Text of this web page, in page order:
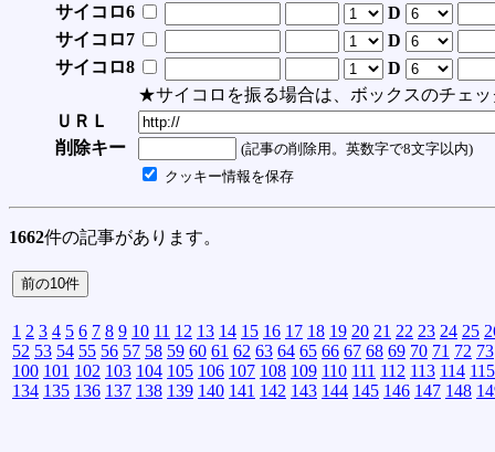
サイコロ6
D
サイコロ7
D
サイコロ8
D
★サイコロを振る場合は、ボックスのチェッ
ＵＲＬ
削除キー
(記事の削除用。英数字で8文字以内)
クッキー情報を保存
1662件の記事があります。
1 2 3 4 5 6 7 8 9 10 11 12 13 14 15 16 17 18 19 20 21 22 23 24 25
52 53 54 55 56 57 58 59 60 61 62 63 64 65 66 67 68 69 70 71 72 73
100 101 102 103 104 105 106 107 108 109 110 111 112 113 114 115
134 135 136 137 138 139 140 141 142 143 144 145 146 147 148